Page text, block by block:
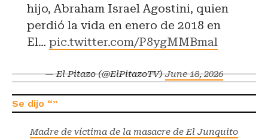
hijo, Abraham Israel Agostini, quien
perdió la vida en enero de 2018 en
El… pic.twitter.com/P8ygMMBmal
— El Pitazo (@ElPitazoTV)June 18, 2026
Madre de víctima de la masacre de El Junquito